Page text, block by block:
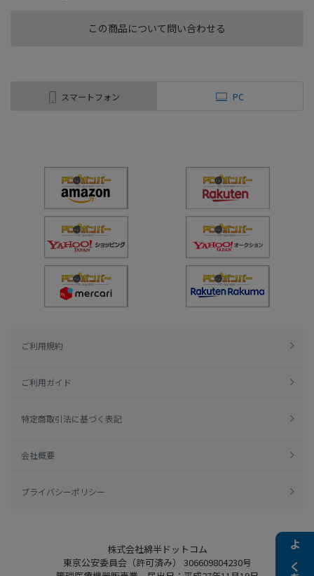
この商品について問い合わせる
スマートフォン PC
ご利用規約
ご利用ガイド
特定商取引法に基づく表記
会社概要
プライバシーポリシー
株式会社綿半ドットコム
東京公安委員会（許可済み） 306609804230号